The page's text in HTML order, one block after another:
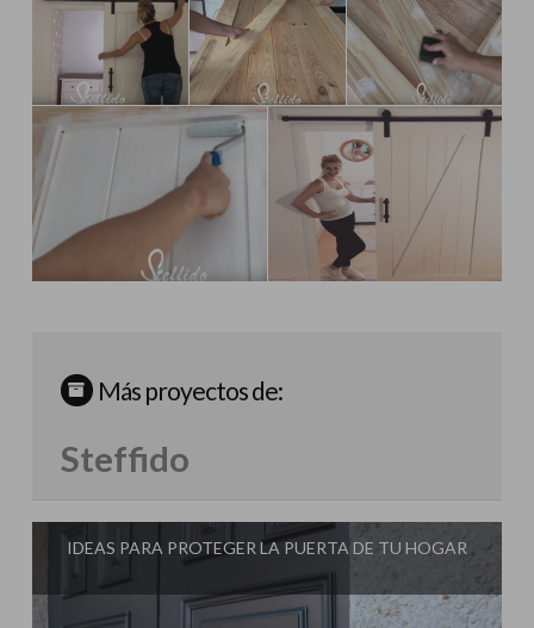
Más proyectos de:
Steffido
IDEAS PARA PROTEGER LA PUERTA DE TU HOGAR